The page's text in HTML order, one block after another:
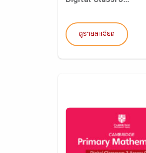
ดูรายละเอียด